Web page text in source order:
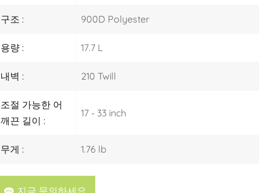
구조 : 900D Polyester
용량 : 17.7 L
내벽 : 210 Twill
조절 가능한 어
깨끈 길이 :
17 - 33 inch
무게 : 1.76 lb